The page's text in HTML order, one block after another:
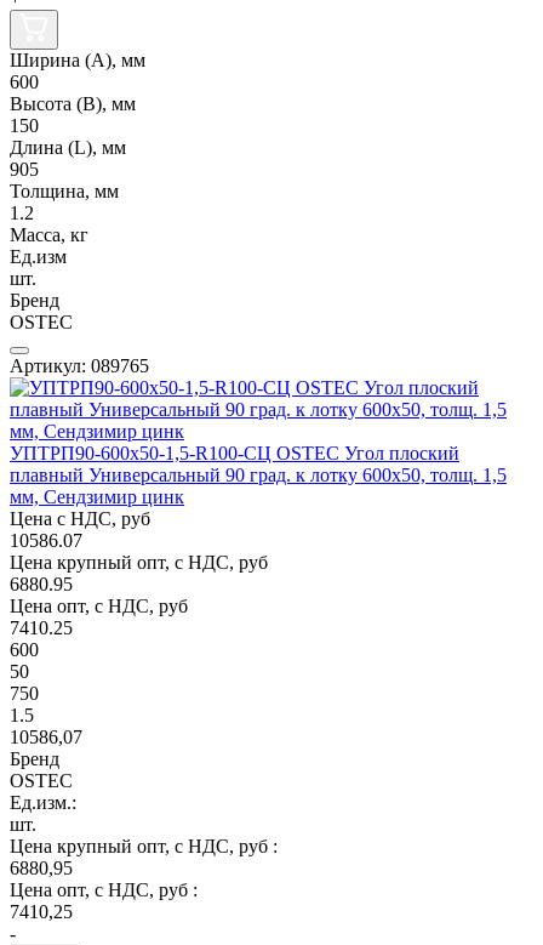
Ширина (А), мм
600
Высота (В), мм
150
Длина (L), мм
905
Толщина, мм
1.2
Масса, кг
Ед.изм
шт.
Бренд
OSTEC
Артикул: 089765
УПТРП90-600х50-1,5-R100-СЦ OSTEC Угол плоский
плавный Универсальный 90 град. к лотку 600х50, толщ. 1,5
мм, Сендзимир цинк
Цена с НДС, руб
10586.07
Цена крупный опт, с НДС, руб
6880.95
Цена опт, с НДС, руб
7410.25
600
50
750
1.5
10586,07
Бренд
OSTEC
Ед.изм.:
шт.
Цена крупный опт, с НДС, руб :
6880,95
Цена опт, с НДС, руб :
7410,25
-